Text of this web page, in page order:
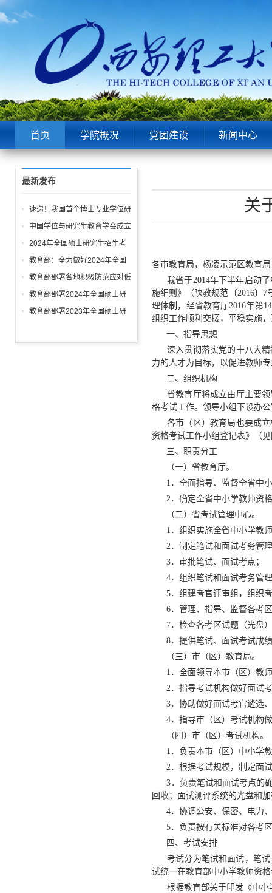
首页 学院概况 党团建设 新闻中心
关
各市教育局，杨凌示范区教育
我省于2014年下半年启动了
施细则》（陕教规范〔2016〕
理体制，经省教育厅2016年第
组织工作顺利交接，平稳实施
一、指导思想
深入贯彻落实党的十八大精
力的人才为目标，以促进教师
二、组织机构
省教育厅将成立由厅主要领
格考试工作。领导小组下设办
各市（区）教育局也要成立
资格考试工作小组登记表》（
三、职责分工
（一）省教育厅。
1．全面指导、监督全省中小
2．确定全省中小学教师资格
（二）省考试管理中心。
1．组织实施全省中小学教师
2．制定笔试和面试考务管
3．审批笔试、面试考点；
4．组织笔试和面试考务管
5．组建考官评审组，组织考
6．管理、指导、监督各考
7．检查各考区试题（光盘）
8．提供笔试、面试考试成绩
（三）市（区）教育局。
1．全面领导本市（区）教师
2．指导考试机构做好面试考
3．协助做好面试考官遴选、
4．指导市（区）考试机构做
（四）市（区）考试机构。
1．负责本市（区）中小学教
2．根据考试规模，制定面试
3．负责笔试和面试考点的确
回收；面试测评系统的光盘和
4．协调公安、保密、电力、
5．负责按有关标准对各考区
四、考试安排
考试分为笔试和面试，笔试
试统一在教育部中小学教师资
根据教育部关于印发《中小
最新发布
速递！我国首个博士专业学位研
究生学位论文与申请学位实践成
果 质量标准发布
中国学位与研究生教育学会成立
30周年大会举行
2024年全国硕士研究生招生考
试今日开考 爱在寒冬绽放 梦想
从此启航
教育部：全力做好2024年全国
研考准备工作
教育部部署各地积极防范应对低
温雨雪冰冻等灾害 进一步做好
2024年研考工作
教育部部署2024年全国硕士研
究生考试招生工作
教育部部署2023年全国硕士研